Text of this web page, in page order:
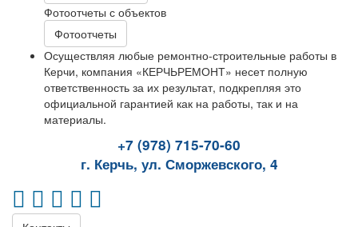
Фотоотчеты с объектов
Фотоотчеты
Осуществляя любые ремонтно-строительные работы в
Керчи, компания «КЕРЧЬРЕМОНТ» несет полную
ответственность за их результат, подкрепляя это
официальной гарантией как на работы, так и на
материалы.
+7 (978) 715-70-60
г. Керчь, ул. Сморжевского, 4